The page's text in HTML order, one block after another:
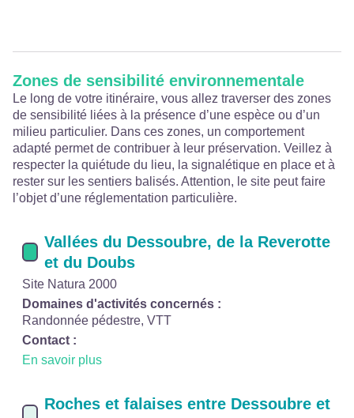
Zones de sensibilité environnementale
Le long de votre itinéraire, vous allez traverser des zones
de sensibilité liées à la présence d’une espèce ou d’un
milieu particulier. Dans ces zones, un comportement
adapté permet de contribuer à leur préservation. Veillez à
respecter la quiétude du lieu, la signalétique en place et à
rester sur les sentiers balisés. Attention, le site peut faire
l’objet d’une réglementation particulière.
Vallées du Dessoubre, de la Reverotte
et du Doubs
Site Natura 2000
Domaines d'activités concernés :
Randonnée pédestre, VTT
Contact :
En savoir plus
Roches et falaises entre Dessoubre et